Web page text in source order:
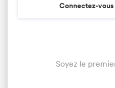
Connectez-
Soyez le